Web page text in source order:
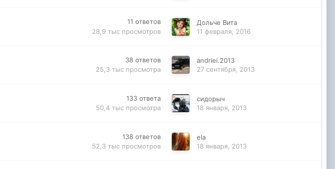
11 ответов
28,9 тыс просмотров
Дольче Вита
11 февраля, 2016
38 ответов
25,3 тыс просмотра
andriei.2013
27 сентября, 2013
133 ответа
50,4 тыс просмотра
сидорыч
18 января, 2013
138 ответов
52,3 тыс просмотров
ela
18 января, 2013